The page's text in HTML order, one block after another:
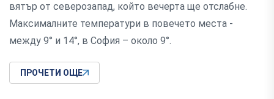
вятър от северозапад, който вечерта ще отслабне.
Максималните температури в повечето места -
между 9° и 14°, в София – около 9°.
ПРОЧЕТИ ОЩЕ